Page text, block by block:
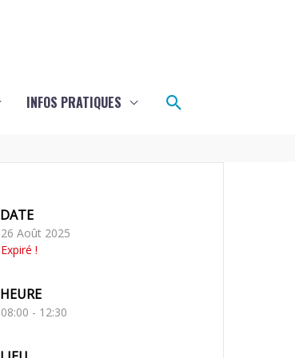
INFOS PRATIQUES Rechercher
DATE
26 Août 2025
Expiré !
HEURE
08:00 - 12:30